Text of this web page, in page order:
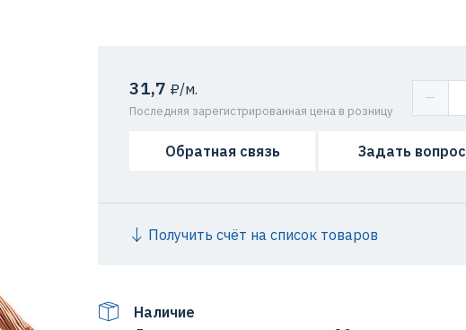
31,7 ₽/м.
Последняя зарегистрированная цена в розницу
Обратная связь Задать вопрос
Получить счёт на список товаров
Наличие